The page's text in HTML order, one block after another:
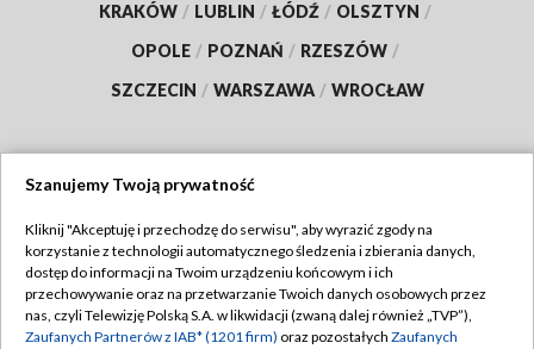
KRAKÓW / LUBLIN / ŁÓDŹ / OLSZTYN /
OPOLE / POZNAŃ / RZESZÓW /
SZCZECIN / WARSZAWA / WROCŁAW
TVP
Abonament TVP
Emisja w TVP
Regulamin TVP
Polityka prywatności
Szanujemy Twoją prywatność
Kliknij "Akceptuję i przechodzę do serwisu", aby wyrazić zgody na
korzystanie z technologii automatycznego śledzenia i zbierania danych,
dostęp do informacji na Twoim urządzeniu końcowym i ich
przechowywanie oraz na przetwarzanie Twoich danych osobowych przez
nas, czyli Telewizję Polską S.A. w likwidacji (zwaną dalej również „TVP”),
Zaufanych Partnerów z IAB* (1201 firm) oraz pozostałych Zaufanych